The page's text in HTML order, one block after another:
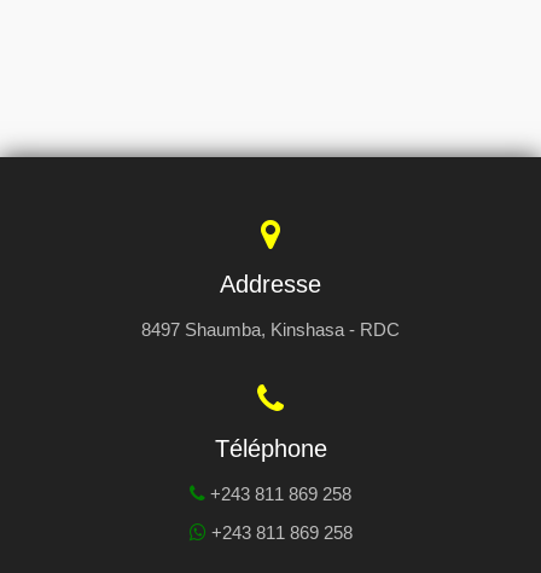
Addresse
8497 Shaumba, Kinshasa - RDC
Téléphone
+243 811 869 258
+243 811 869 258